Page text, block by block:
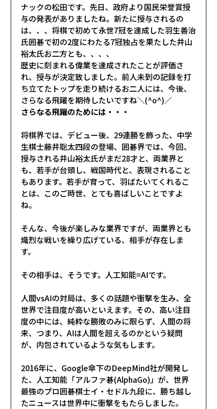
ナックの松田です。先日、政府より国民栄誉賞授
与の発表がありましたね。新たに授与されるの
は、、、将棋で初めて永世7冠を達成した羽生善治
氏囲碁で初の2度にわたる7冠独占を果たした井山
裕太氏お二方とも、、、、
歴史に刻まれる偉業を達成されたことが評価さ
れ、授与が決定致しました。前人未到の記録を打
ち立てたトップを走り続けるお二人には、今後、
さらなる飛躍を期待したいですね＼(^o^)／
さらなる飛躍のためには・・・
将棋界では、デビュー後、29連勝を飾った、中学
生棋士藤井聡太四段の登場、囲碁界では、今回、
授与される井山裕太氏がまだ28才と、両業界と
も、若手が台頭し、戦国時代と、表現されること
もあります。若手が育って、羽ばたいてくれるこ
とは、このご時世、とても喜ばしいことですよ
ね。
そんな、今後が楽しみな業界ですが、両業界とも
熾烈な戦いを繰り広げている、相手が存在しま
す。
その相手は、そうです。人工知能=AIです。
人間vsAIの対局は、多くの話題や衝撃を生み、全
世界で注目度が高いといえます。その、高い注目
度の中には、純粋な勝敗のみに限らず、人間の将
来、つまり、AIは人間を超えるのかという疑問
が、内包されているような気もします。
2016年に、Google傘下のDeepMind社が開発し
た、人工知能「アルファ碁(AlphaGo)」が、世界
最強のプロ囲碁棋士イ・セドル九段に、勝ち越し
たニュースは世界中に衝撃をもたらしました。